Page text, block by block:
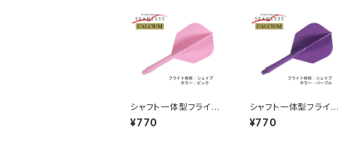
シャフト一体型フライ
ト シームレス カルシ
ウム シェイプ カラ
¥770
シャフト一体型フライ
ト シームレス カルシ
ウム シェイプ カラ
¥770